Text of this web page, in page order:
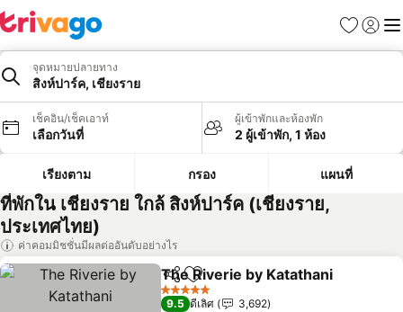
รายการโป
เข้าสู่ร
เมนู
จุดหมายปลายทาง
สิงห์ปาร์ค, เชียงราย
เช็คอิน/เช็คเอาท์
เลือกวันที่
ผู้เข้าพักและห้องพัก
2 ผู้เข้าพัก, 1 ห้อง
เรียงตาม กรอง แผนที่
ที่พักใน เชียงราย ใกล้ สิงห์ปาร์ค (เชียงราย,
ประเทศไทย)
ค่าคอมมิชชั่นมีผลต่ออันดับอย่างไร
แชร์ เพิ่มในรายการโปรด
The Riverie by Katathani
5 ดาว
9.5 ดีเลิศ
3,692